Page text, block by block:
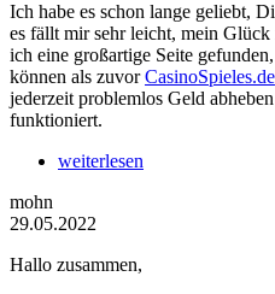
Ich habe es schon lange geliebt,
es fällt mir sehr leicht, mein
ich eine großartige Seite
können als zuvorCasinoSpieles.de
jederzeit problemlos Geld
funktioniert.
weiterlesen
mohn
29.05.2022
Hallo zusammen,